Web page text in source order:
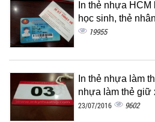
In thẻ nhựa
học sinh, thẻ
19955
In thẻ nhựa làm
nhựa làm thẻ giữ
23/07/2016 9602